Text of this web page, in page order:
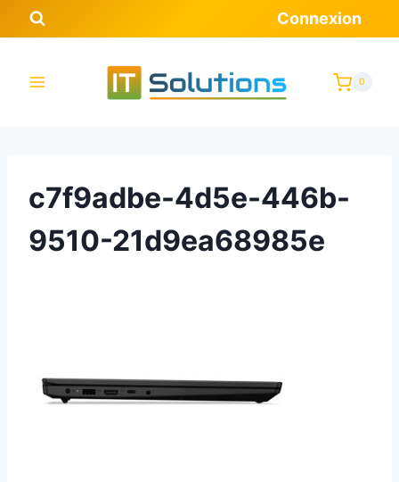
Aller
au
Connexion
0
c7f9adbe-4d5e-446b-
9510-21d9ea68985e